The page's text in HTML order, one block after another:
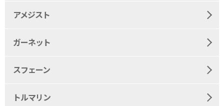
アメジスト
ガーネット
スフェーン
トルマリン